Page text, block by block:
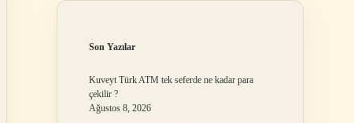
Son Yazılar
Kuveyt Türk ATM tek seferde ne kadar para
çekilir ?
Ağustos 8, 2026